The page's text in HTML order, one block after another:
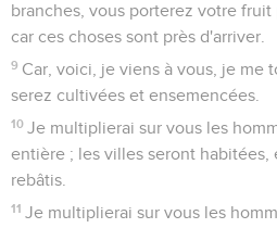
branches, vous porterez votre fruit
car ces choses sont près d'arriver.
9 Car, voici, je viens à vous, je me
serez cultivées et ensemencées.
10 Je multiplierai sur vous les
entière ; les villes seront habitées,
rebâtis.
11 Je multiplierai sur vous les